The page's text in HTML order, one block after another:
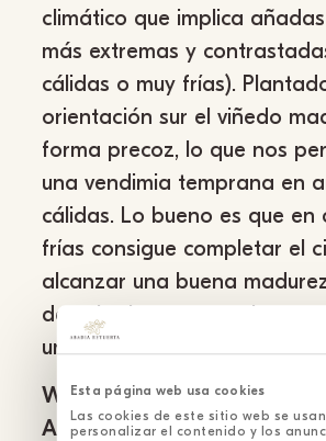
Esta página web usa cookies
Las cookies de este sitio web se
personalizar el contenido y los
climático que implica
más extremas y
cálidas o muy frías).
orientación sur el viñedo
forma precoz, lo que nos
una vendimia temprana en
cálidas. Lo bueno es que en
frías consigue completar el
alcanzar una buena
de color intenso, con buena
una fantástica textura
WMC Sangiovese (Parcela
Aceite). Otra variedad